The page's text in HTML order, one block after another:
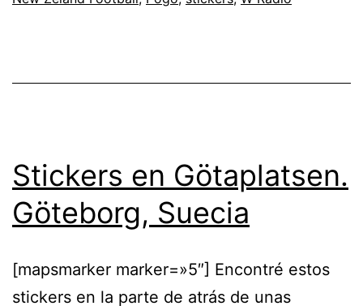
Stickers en Götaplatsen.
Göteborg, Suecia
[mapsmarker marker=»5″] Encontré estos
stickers en la parte de atrás de unas